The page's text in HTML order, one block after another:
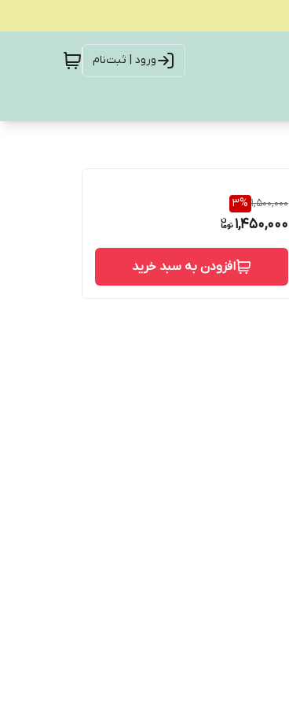
ورود | ثبت‌نام
1,500,000
3%
1,450,000
افزودن به سبد خرید